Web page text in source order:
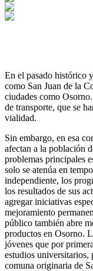
En el pasado histórico
como San Juan de la
ciudades como
de transporte, que se
vialidad.
Sin embargo, en esa
afectan a la población
problemas principales
solo se atenúa en
independiente, los
los resultados de sus
agregar iniciativas
mejoramiento
público también abre
productos en Osorno.
jóvenes que por
estudios universitarios,
comuna originaria de